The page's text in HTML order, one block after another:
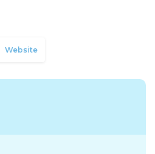
Website